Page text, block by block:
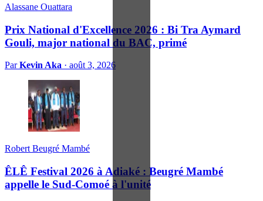
Alassane Ouattara
Prix National d'Excellence 2026 : Bi Tra Aymard
Gouli, major national du BAC, primé
ParKevin Aka · août 3, 2026
Robert Beugré Mambé
ÊLÊ Festival 2026 à Adiaké : Beugré Mambé
appelle le Sud-Comoé à l'unité